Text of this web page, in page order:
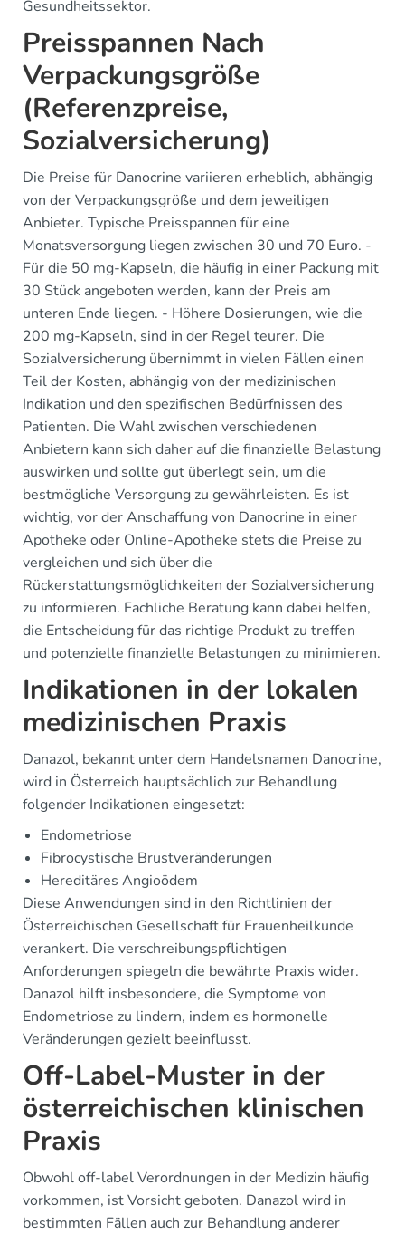
Gesundheitssektor.
Preisspannen Nach
Verpackungsgröße
(Referenzpreise,
Sozialversicherung)
Die Preise für Danocrine variieren erheblich, abhängig
von der Verpackungsgröße und dem jeweiligen
Anbieter. Typische Preisspannen für eine
Monatsversorgung liegen zwischen 30 und 70 Euro. -
Für die 50 mg-Kapseln, die häufig in einer Packung mit
30 Stück angeboten werden, kann der Preis am
unteren Ende liegen. - Höhere Dosierungen, wie die
200 mg-Kapseln, sind in der Regel teurer. Die
Sozialversicherung übernimmt in vielen Fällen einen
Teil der Kosten, abhängig von der medizinischen
Indikation und den spezifischen Bedürfnissen des
Patienten. Die Wahl zwischen verschiedenen
Anbietern kann sich daher auf die finanzielle Belastung
auswirken und sollte gut überlegt sein, um die
bestmögliche Versorgung zu gewährleisten. Es ist
wichtig, vor der Anschaffung von Danocrine in einer
Apotheke oder Online-Apotheke stets die Preise zu
vergleichen und sich über die
Rückerstattungsmöglichkeiten der Sozialversicherung
zu informieren. Fachliche Beratung kann dabei helfen,
die Entscheidung für das richtige Produkt zu treffen
und potenzielle finanzielle Belastungen zu minimieren.
Indikationen in der lokalen
medizinischen Praxis
Danazol, bekannt unter dem Handelsnamen Danocrine,
wird in Österreich hauptsächlich zur Behandlung
folgender Indikationen eingesetzt:
Endometriose
Fibrocystische Brustveränderungen
Hereditäres Angioödem
Diese Anwendungen sind in den Richtlinien der
Österreichischen Gesellschaft für Frauenheilkunde
verankert. Die verschreibungspflichtigen
Anforderungen spiegeln die bewährte Praxis wider.
Danazol hilft insbesondere, die Symptome von
Endometriose zu lindern, indem es hormonelle
Veränderungen gezielt beeinflusst.
Off-Label-Muster in der
österreichischen klinischen
Praxis
Obwohl off-label Verordnungen in der Medizin häufig
vorkommen, ist Vorsicht geboten. Danazol wird in
bestimmten Fällen auch zur Behandlung anderer